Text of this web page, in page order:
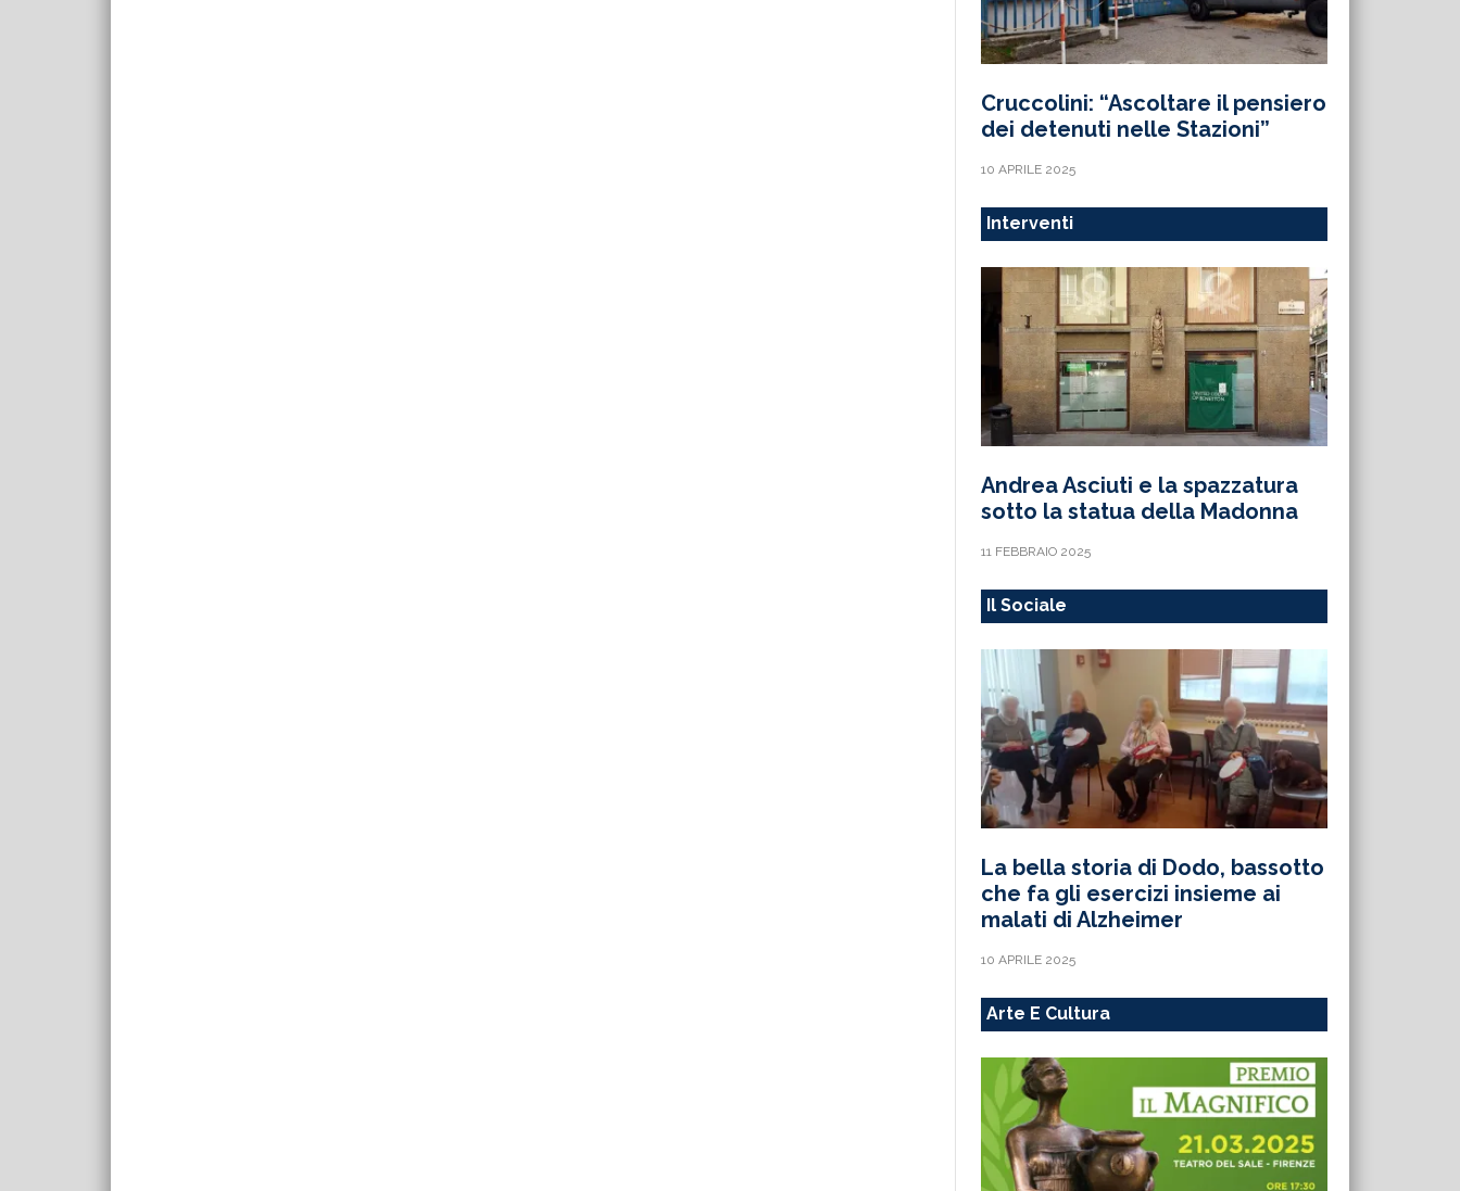
Cruccolini: “Ascoltare il pensiero
dei detenuti nelle Stazioni”
10 APRILE 2025
Interventi
Andrea Asciuti e la spazzatura
sotto la statua della Madonna
11 FEBBRAIO 2025
Il Sociale
La bella storia di Dodo, bassotto
che fa gli esercizi insieme ai
malati di Alzheimer
10 APRILE 2025
Arte E Cultura